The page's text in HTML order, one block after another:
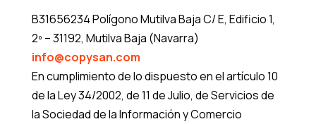
B31656234 Polígono Mutilva Baja C/ E, Edificio 1,
2º – 31192, Mutilva Baja (Navarra)
info@copysan.com
En cumplimiento de lo dispuesto en el artículo 10
de la Ley 34/2002, de 11 de Julio, de Servicios de
la Sociedad de la Información y Comercio